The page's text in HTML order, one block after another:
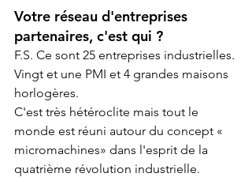
Votre réseau d'entreprises
partenaires, c'est qui ?
F.S. Ce sont 25 entreprises industrielles.
Vingt et une PMI et 4 grandes maisons
horlogères.
C'est très hétéroclite mais tout le
monde est réuni autour du concept «
micromachines» dans l'esprit de la
quatrième révolution industrielle.